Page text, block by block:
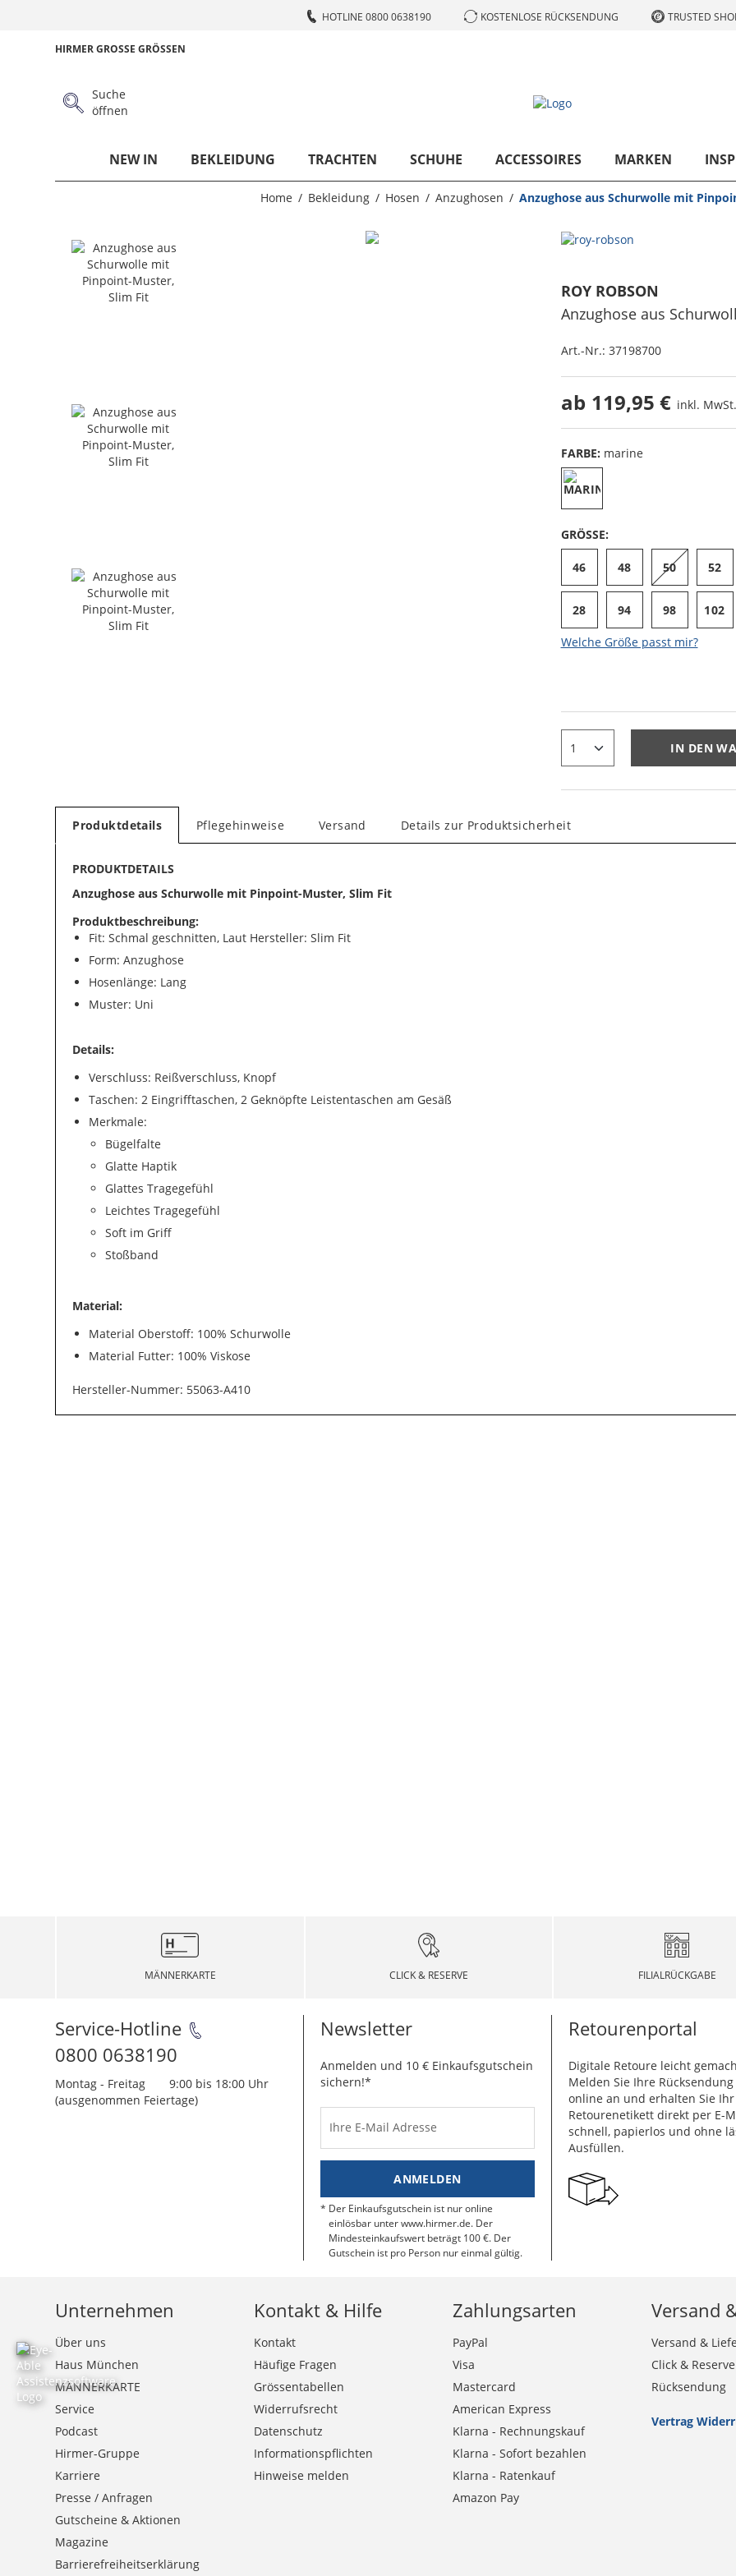
HOTLINE 0800 0638190 KOSTENLOSE RÜCKSENDUNG TRUSTED
HIRMER GROSSE GRÖSSEN
Suche
öffnen
NEW IN BEKLEIDUNG TRACHTEN SCHUHE ACCESSOIRES MARKEN
Home Bekleidung Hosen Anzughosen Anzughose aus Schurwolle mit
ROY ROBSON
Anzughose aus
Art.-Nr.: 37198700
ab 119,95 € inkl.
FARBE: marine
GRÖSSE:
46 48 50 52
28 94 98 102
Welche Größe passt mir?
IN DEN
Produktdetails Pflegehinweise Versand Details zur Produktsicherheit
PRODUKTDETAILS
Anzughose aus Schurwolle mit Pinpoint-Muster, Slim Fit
Produktbeschreibung:
Fit: Schmal geschnitten, Laut Hersteller: Slim Fit
Form: Anzughose
Hosenlänge: Lang
Muster: Uni
Details:
Verschluss: Reißverschluss, Knopf
Taschen: 2 Eingrifftaschen, 2 Geknöpfte Leistentaschen am Gesäß
Merkmale:
Bügelfalte
Glatte Haptik
Glattes Tragegefühl
Leichtes Tragegefühl
Soft im Griff
Stoßband
Material:
Material Oberstoff: 100% Schurwolle
Material Futter: 100% Viskose
Hersteller-Nummer: 55063-A410
MÄNNERKARTE CLICK & RESERVE FILIALRÜCKGABE
Service-Hotline
0800 0638190
Montag - Freitag
9:00 bis 18:00 Uhr
(ausgenommen Feiertage)
Newsletter
Anmelden und 10 € Einkaufsgutschein
sichern!*
Ihre E-Mail Adresse
ANMELDEN
Der Einkaufsgutschein ist nur online
einlösbar unter www.hirmer.de. Der
Mindesteinkaufswert beträgt 100 €. Der
Gutschein ist pro Person nur einmal gültig.
Retourenportal
Digitale Retoure leicht
Melden Sie Ihre
online an und erhalten Sie Ihr
Retourenetikett direkt per E-
schnell, papierlos und ohne
Ausfüllen.
Unternehmen
Über uns
Haus München
MÄNNERKARTE
Service
Podcast
Hirmer-Gruppe
Karriere
Presse / Anfragen
Gutscheine & Aktionen
Magazine
Barrierefreiheitserklärung
Kontakt & Hilfe
Kontakt
Häufige Fragen
Grössentabellen
Widerrufsrecht
Datenschutz
Informationspflichten
Hinweise melden
Zahlungsarten
PayPal
Visa
Mastercard
American Express
Klarna - Rechnungskauf
Klarna - Sofort bezahlen
Klarna - Ratenkauf
Amazon Pay
Versand
Versand &
Click & Reserve
Rücksendung
Vertrag